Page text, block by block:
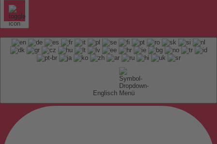
Englisch